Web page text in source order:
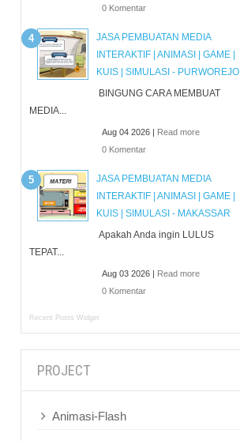
0 Komentar
JASA PEMBUATAN MEDIA
INTERAKTIF | ANIMASI | GAME |
KUIS | SIMULASI - PURWOREJO
BINGUNG CARA MEMBUAT
MEDIA...
Aug 04 2026 | Read more
0 Komentar
JASA PEMBUATAN MEDIA
INTERAKTIF | ANIMASI | GAME |
KUIS | SIMULASI - MAKASSAR
Apakah Anda ingin LULUS
TEPAT...
Aug 03 2026 | Read more
0 Komentar
Recent Posts Widget
PROJECT
Animasi-Flash